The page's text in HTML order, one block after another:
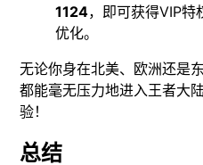
1124，即可获得VIP特
优化。
无论你身在北美、欧洲还是
都能毫无压力地进入王者大
验！
总结